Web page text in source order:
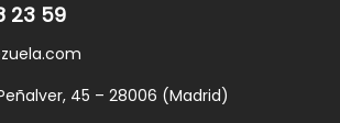
23 59
45 – 28006 (Madrid)